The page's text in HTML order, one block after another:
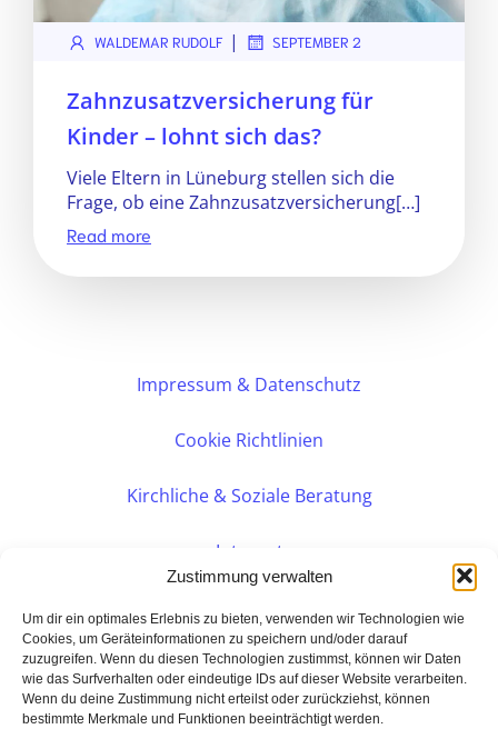
Zustimmung verwalten
Um dir ein optimales Erlebnis zu bieten, verwenden wir Technologien wie
Cookies, um Geräteinformationen zu speichern und/oder darauf
zuzugreifen. Wenn du diesen Technologien zustimmst, können wir Daten
wie das Surfverhalten oder eindeutige IDs auf dieser Website verarbeiten.
Wenn du deine Zustimmung nicht erteilst oder zurückziehst, können
bestimmte Merkmale und Funktionen beeinträchtigt werden.
WALDEMAR RUDOLF | SEPTEMBER 2
Zahnzusatzversicherung für
Kinder – lohnt sich das?
Viele Eltern in Lüneburg stellen sich die
Frage, ob eine Zahnzusatzversicherung[…]
Read more
Impressum & Datenschutz
Cookie Richtlinien
Kirchliche & Soziale Beratung
Intranet
PERSÖNLICHE BERATUNG